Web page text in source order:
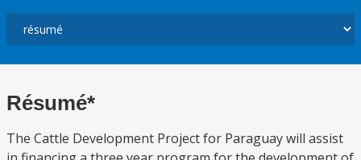
Résumé*
The Cattle Development Project for Paraguay will assist